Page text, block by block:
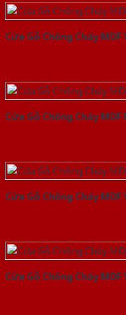
Cửa Gỗ Chống Cháy MDF
Cửa Gỗ Chống Cháy
Cửa Gỗ Chống Cháy
Cửa Gỗ Chống Cháy MDF